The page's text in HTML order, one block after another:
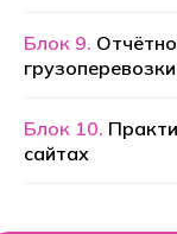
Блок 9.
грузоперевозки
Блок 10.
сайтах